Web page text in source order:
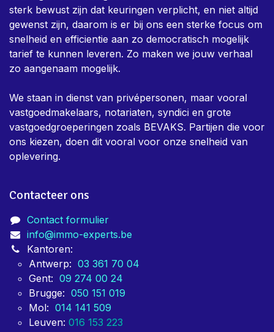
sterk bewust zijn dat keuringen verplicht, en niet altijd
gewenst zijn, daarom is er bij ons een sterke focus om
snelheid en efficientie aan zo democratisch mogelijk
tarief te kunnen leveren. Zo maken we jouw verhaal
zo aangenaam mogelijk.
We staan in dienst van privépersonen, maar vooral
vastgoedmakelaars, notariaten, syndici en grote
vastgoedgroeperingen zoals BEVAKS. Partijen die voor
ons kiezen, doen dit vooral voor onze snelheid van
oplevering.
Contacteer ons
Contact formulier
info@immo-experts.be
Kantoren:
Antwerp: 03 361 70 04
Gent: 09 274 00 24
Brugge: 050 151 019
Mol: 014 141 509
Leuven: 016 153 223